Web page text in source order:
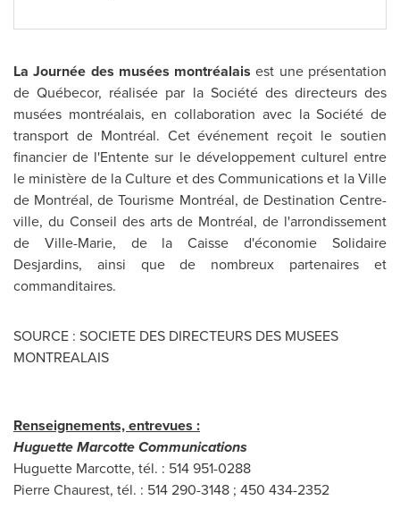
La Journée des musées montréalais est une présentation
de Québecor, réalisée par la Société des directeurs des
musées montréalais, en collaboration avec la Société de
transport de Montréal. Cet événement reçoit le soutien
financier de l'Entente sur le développement culturel entre
le ministère de la Culture et des Communications et la Ville
de Montréal, de Tourisme Montréal, de Destination Centre-
ville, du Conseil des arts de Montréal, de l'arrondissement
de Ville-Marie, de la Caisse d'économie Solidaire
Desjardins, ainsi que de nombreux partenaires et
commanditaires.
SOURCE : SOCIETE DES DIRECTEURS DES MUSEES
MONTREALAIS
Renseignements, entrevues :
Huguette Marcotte Communications
Huguette Marcotte, tél. : 514 951-0288
Pierre Chaurest, tél. : 514 290-3148 ; 450 434-2352